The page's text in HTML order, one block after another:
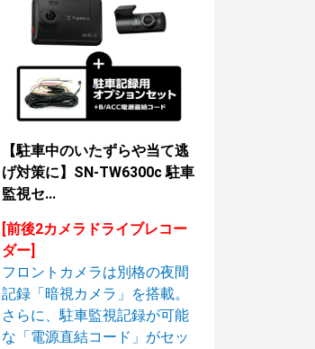
【駐車中のいたずらや当て逃
げ対策に】SN-TW6300c 駐車
監視セ...
[前後2カメラドライブレコー
ダー]
フロントカメラは別格の夜間
記録「暗視カメラ」を搭載。
さらに、駐車監視記録が可能
な「電源直結コード」がセッ